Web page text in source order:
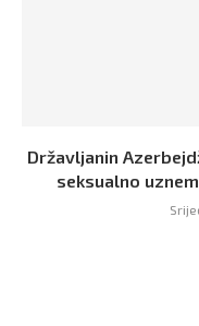
Državljanin
seksualno